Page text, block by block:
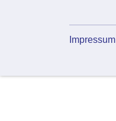
Impressum